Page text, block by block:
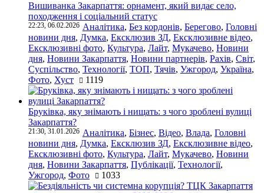
Вишиванка Закарпаття: орнамент, який видає село,
походження і соціальний статус
22:23, 06.02.2026 Аналітика, Без кордонів, Берегово, Головні
новини дня, Думка, Ексклюзив ЗД, Ексклюзивне відео,
Ексклюзивні фото, Культура, Лайт, Мукачево, Новини
дня, Новини Закарпаття, Новини партнерів, Рахів, Світ,
Суспільство, Технології, ТОП, Тячів, Ужгород, Україна,
Фото, Хуст 1119
Бруківка, яку знімають і нищать: з чого зроблені вулиці
Закарпаття?
21:30, 31.01.2026 Аналітика, Бізнес, Відео, Влада, Головні
новини дня, Думка, Ексклюзив ЗД, Ексклюзивне відео,
Ексклюзивні фото, Культура, Лайт, Мукачево, Новини
дня, Новини Закарпаття, Публікації, Технології,
Ужгород, Фото 1033